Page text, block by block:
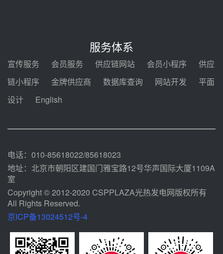
电机组灵活性改造项目三元液态盐
采购合同
迪尔化工预中标华能西安热工院
2026-2029年熔盐介质框架协议
100MW光热项目机组调试及性能
服务体系
宣传服务 会员服务 供应链网站 会员小程序
供应
链小程序
金牌供应商 数据库查询 网站开发
平面
设计
English
电话：010-85618022/85618023
地址：北京市朝阳区建国门雅宝路12号华声国际大厦1109A
室
Copyright © 2012-2020 CSPPLAZA光热发电网版权所有
All Rights Reserved.
京ICP备13024512号-4